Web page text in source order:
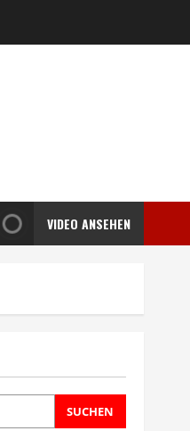
VIDEO ANSEHEN
SUCHEN